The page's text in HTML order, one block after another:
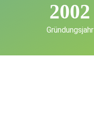
2002
Gründungsjahr